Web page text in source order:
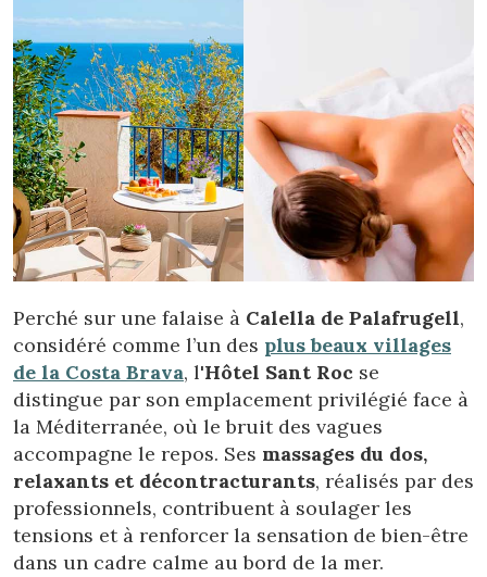
Perché sur une falaise à Calella de Palafrugell,
considéré comme l’un des plus beaux villages
de la Costa Brava, l'Hôtel Sant Roc se
distingue par son emplacement privilégié face à
la Méditerranée, où le bruit des vagues
accompagne le repos. Ses massages du dos,
relaxants et décontracturants, réalisés par des
professionnels, contribuent à soulager les
tensions et à renforcer la sensation de bien-être
dans un cadre calme au bord de la mer.